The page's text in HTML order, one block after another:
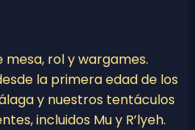
mesa, rol y wargames.
la primera edad de los
y nuestros tentáculos
incluidos Mu y R’lyeh.